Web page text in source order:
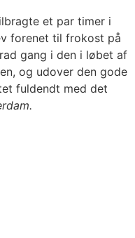
et par timer i
forenet til frokost på
gang i den i løbet af
og udover den gode
fuldendt med det